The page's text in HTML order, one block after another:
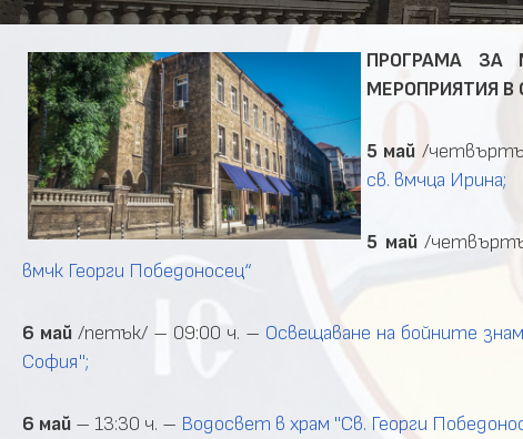
ПРОГРАМА ЗА
МЕРОПРИЯТИЯ
5 май /
св. вмчца Ирина;
5 май/
вмчк Георги Победоносец“
6 май/петък/ – 09:00 ч. – Освещаване на бойните
София";
6 май – 13:30 ч. – Водосвет в храм "Св. Георги